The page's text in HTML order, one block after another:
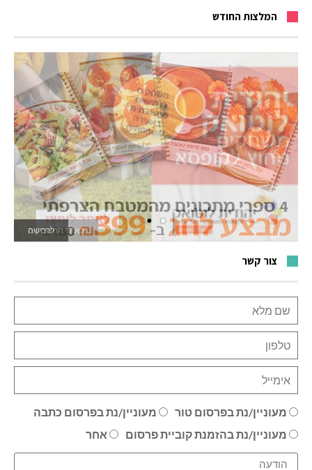
המלצות החודש
לרכישה
לאתר המשחקים
צור קשר
מעוניין/נת בפרסום טור
מעוניין/נת בפרסום כתבה
מעוניין/נת בהזמנת קוביית פרסום
אחר